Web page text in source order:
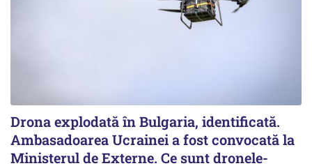
Drona explodată în Bulgaria, identificată.
Ambasadoarea Ucrainei a fost convocată la
Ministerul de Externe. Ce sunt dronele-